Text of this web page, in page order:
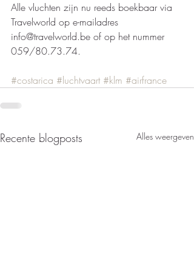
Alle vluchten zijn nu reeds boekbaar via
Travelworld op e-mailadres
info@travelworld.be of op het nummer
059/80.73.74.
#costarica #luchtvaart #klm #airfrance
Recente blogposts Alles weergeven